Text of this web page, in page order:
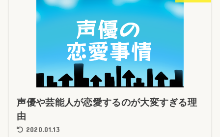
声優や芸能人が恋愛するのが大変すぎる理
由
2020.01.13